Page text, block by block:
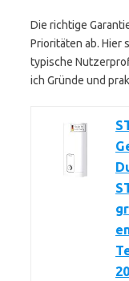
Die richtige
Prioritäten ab. Hier
typische
ich Gründe und